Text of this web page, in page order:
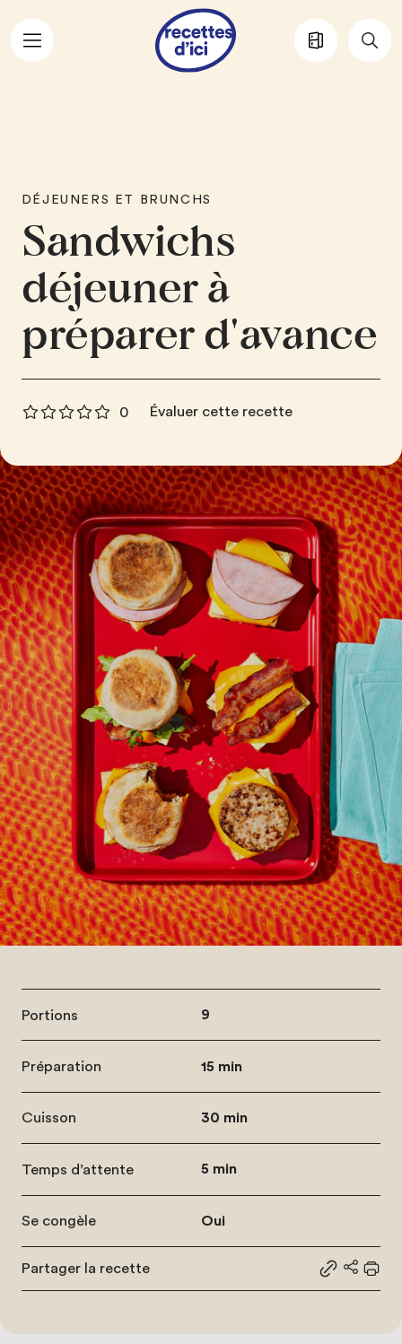
Aller au contenu principal
DÉJEUNERS ET BRUNCHS
Sandwichs
déjeuner à
préparer d'avance
0 Évaluer cette recette
Portions 9
Préparation 15 min
Cuisson 30 min
Temps d’attente 5 min
Se congèle Oui
Partager la recette
Partager